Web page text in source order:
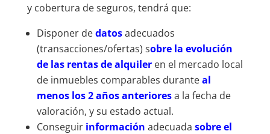
y cobertura de seguros, tendrá que:
Disponer dedatosadecuados
(transacciones/ofertas) sobre la evolución
de las rentas de alquiler en el mercado local
de inmuebles comparables duranteal
menos los 2 años anterioresa la fecha de
valoración, y su estado actual.
Conseguir información adecuada sobre el